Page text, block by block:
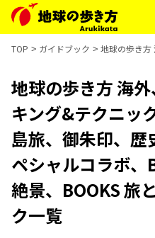
TOP ガイドブック 地球の歩き方
地球の歩き方 海
キング&テクニッ
島旅、御朱印、歴
ペシャルコラボ、
絶景、BOOKS 旅
ク一覧